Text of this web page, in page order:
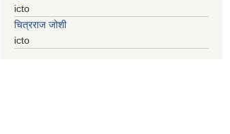
icto
चित्रराज जोशी
icto